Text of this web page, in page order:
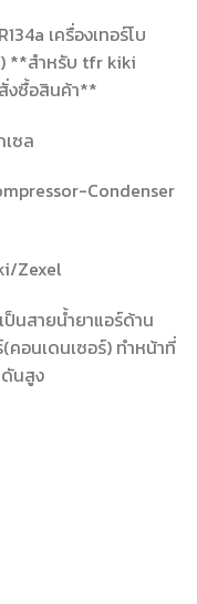
เครื่องเทอร์โบ
) **สำหรับ tfr kiki
งซื้อสินค้า**
ซล
Condenser
Zexel
ป็นสายน้ำยาแอร์ด้าน
อนเดนเซอร์) ทำหน้าที่
ดันสูง